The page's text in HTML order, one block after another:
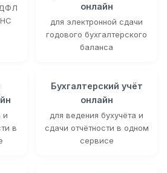
онлайн
для электронной сдачи
годового бухгалтерского
баланса
и
в
Бухгалтерский учёт
онлайн
для ведения бухучёта и
сдачи отчётности в одном
сервисе